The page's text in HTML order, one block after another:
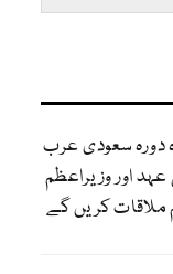
دورہ سعودی عرب
اور وزیراعظم
کریں گے